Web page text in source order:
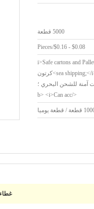
5000 قطعة
$0.08 - $0.16/Pieces
<i>Safe cartons and
sea shipping;</i> <b>كرتون
آمنة للشحن البحري ؛
</b> <i>Can acc
/ قطعة يوميا
غطاء